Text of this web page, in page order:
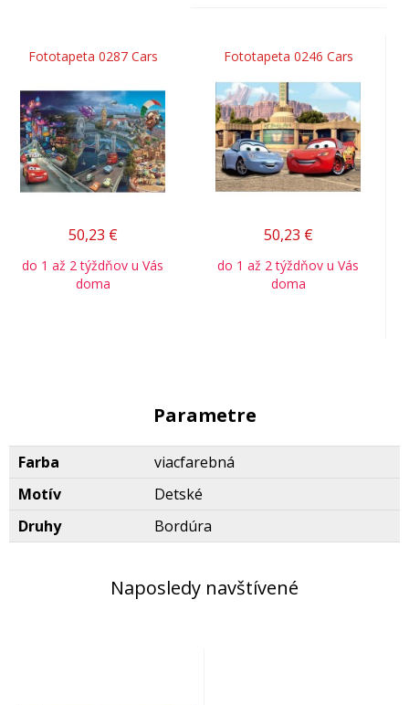
Fototapeta 0287 Cars
50,23 €
do 1 až 2 týždňov u Vás
doma
Fototapeta 0246 Cars
50,23 €
do 1 až 2 týždňov u Vás
doma
Parametre
Farba
viacfarebná
Motív
Detské
Druhy
Bordúra
Naposledy navštívené